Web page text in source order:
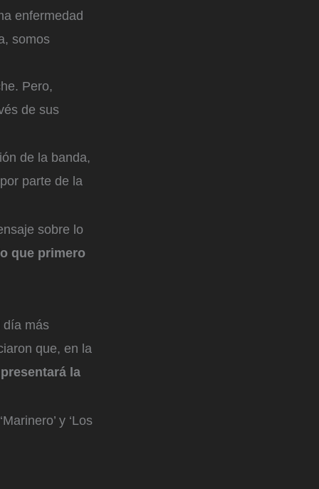
enfermedad
somos
Pero,
de sus
de la banda,
parte de la
sobre lo
que primero
día más
que, en la
la
y ‘Los